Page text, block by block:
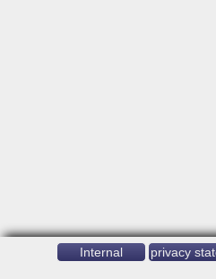
Internal privacy